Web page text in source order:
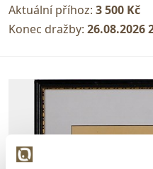
Aktuální příhoz: 3 500 Kč
Konec dražby: 26.08.2026